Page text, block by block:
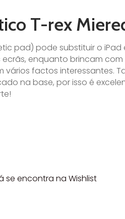
T-rex
pad) pode substituir o iPad
enquanto brincam com
vários factos interessantes.
na base, por isso é
se encontra na Wishlist